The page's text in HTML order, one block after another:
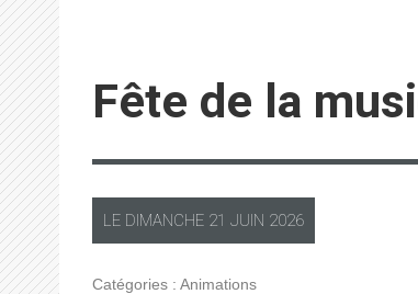
Fête de la
LE DIMANCHE21 JUIN 2026
Catégories : Animations